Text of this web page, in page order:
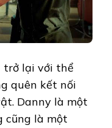
trở lại với thể
quên kết nối
Danny là một
cũng là một